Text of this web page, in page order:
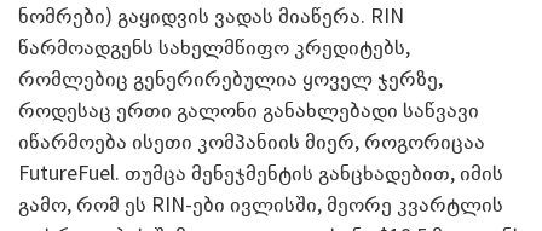
ნომრები) გაყიდვის ვადას მიაწერა. RIN
წარმოადგენს სახელმწიფო კრედიტებს,
რომლებიც გენერირებულია ყოველ ჯერზე,
როდესაც ერთი გალონი განახლებადი საწვავი
იწარმოება ისეთი კომპანიის მიერ, როგორიცაა
FutureFuel. თუმცა მენეჯმენტის განცხადებით, იმის
გამო, რომ ეს RIN-ები ივლისში, მეორე კვარტლის